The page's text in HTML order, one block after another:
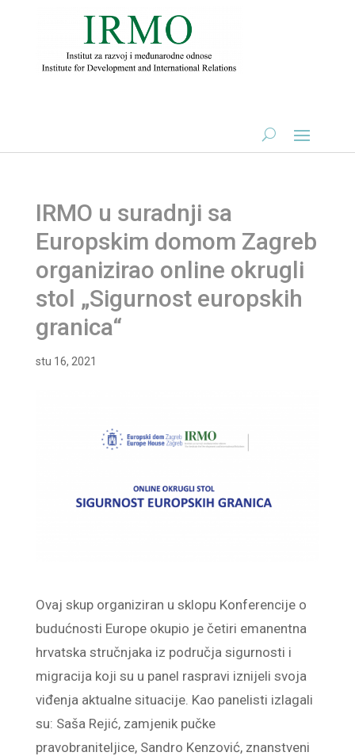
IRMO u suradnji sa
Europskim domom Zagreb
organizirao online okrugli
stol „Sigurnost europskih
granica“
stu 16, 2021
Ovaj skup organiziran u sklopu Konferencije o
budućnosti Europe okupio je četiri emanentna
hrvatska stručnjaka iz područja sigurnosti i
migracija koji su u panel raspravi iznijeli svoja
viđenja aktualne situacije. Kao panelisti izlagali
su: Saša Rejić, zamjenik pučke
pravobraniteljice, Sandro Kenzović, znanstveni